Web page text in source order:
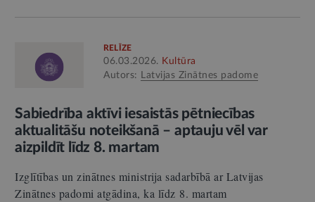
RELĪZE
06.03.2026. Kultūra
Autors: Latvijas Zinātnes padome
Sabiedrība aktīvi iesaistās pētniecības
aktualitāšu noteikšanā – aptauju vēl var
aizpildīt līdz 8. martam
Izglītības un zinātnes ministrija sadarbībā ar Latvijas
Zinātnes padomi atgādina, ka līdz 8. martam